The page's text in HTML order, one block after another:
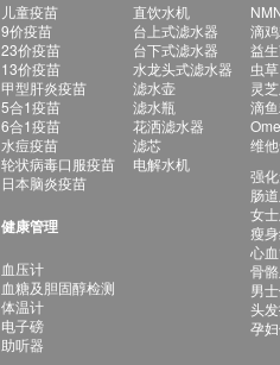
儿童疫苗
9价疫苗
23价疫苗
13价疫苗
甲型肝炎疫苗
5合1疫苗
6合1疫苗
水痘疫苗
轮状病毒口服疫苗
日本脑炎疫苗
健康管理
血压计
血糖及胆固醇检测
体温计
电子磅
助听器
直饮水机
台上式滤水器
台下式滤水器
水龙头式滤水器
滤水壶
滤水瓶
花洒滤水器
滤芯
电解水机
滴
益
虫草
灵
滴
维
强
肠
女
瘦
心
骨
男
头
孕